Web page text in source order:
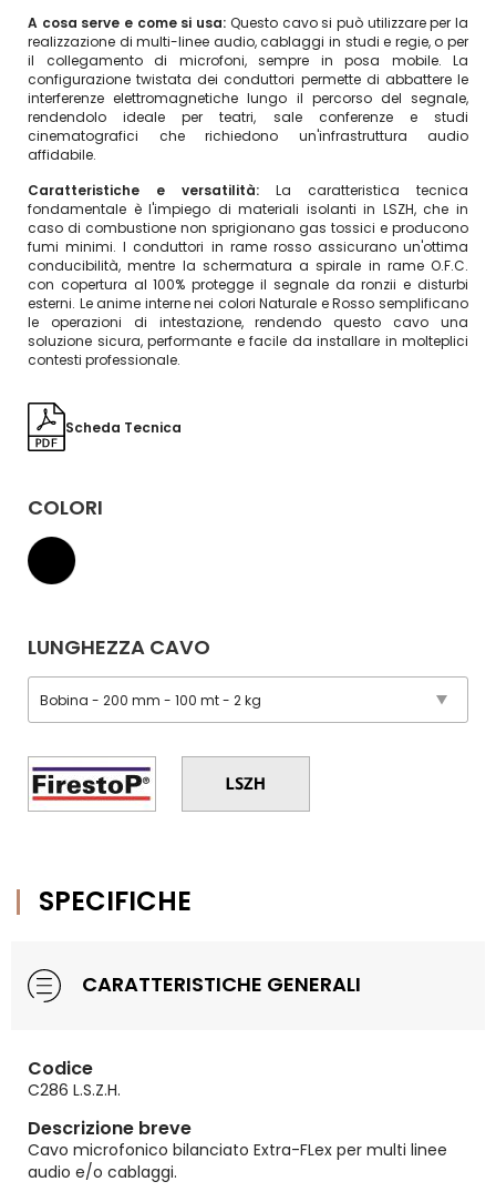
A cosa serve e come si usa: Questo cavo si può utilizzare per la
realizzazione di multi-linee audio, cablaggi in studi e regie, o per
il collegamento di microfoni, sempre in posa mobile. La
configurazione twistata dei conduttori permette di abbattere le
interferenze elettromagnetiche lungo il percorso del segnale,
rendendolo ideale per teatri, sale conferenze e studi
cinematografici che richiedono un'infrastruttura audio
affidabile.
Caratteristiche e versatilità: La caratteristica tecnica
fondamentale è l'impiego di materiali isolanti in LSZH, che in
caso di combustione non sprigionano gas tossici e producono
fumi minimi. I conduttori in rame rosso assicurano un'ottima
conducibilità, mentre la schermatura a spirale in rame O.F.C.
con copertura al 100% protegge il segnale da ronzii e disturbi
esterni. Le anime interne nei colori Naturale e Rosso semplificano
le operazioni di intestazione, rendendo questo cavo una
soluzione sicura, performante e facile da installare in molteplici
contesti professionale.
Scheda Tecnica
COLORI
LUNGHEZZA CAVO
SPECIFICHE
CARATTERISTICHE GENERALI
Codice
C286 L.S.Z.H.
Descrizione breve
Cavo microfonico bilanciato Extra-FLex per multi linee
audio e/o cablaggi.